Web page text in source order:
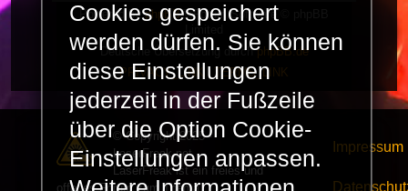
Powered byphpBB® Forum Software © phpBB
Limited
Deutsche Übersetzung durchphpBB.de
PRIVACY_LINK | TERMS_LINK
© Copyright 2025 -
LaserFreak.net
LaserFreak ist ein freies und
offenes Forum zum Thema
Impressum
Cookies gespeichert
werden dürfen. Sie können
diese Einstellungen
jederzeit in der Fußzeile
über die Option Cookie-
Einstellungen anpassen.